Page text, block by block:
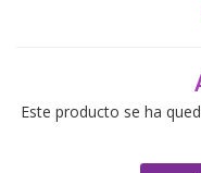
Este producto se ha